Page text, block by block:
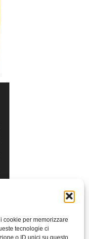
cookie per memorizzare
tecnologie ci
o ID unici su questo